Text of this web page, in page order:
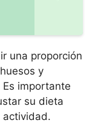
una proporción
y
importante
su dieta
actividad.